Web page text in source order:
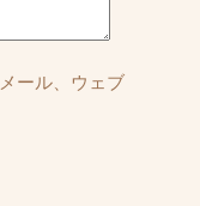
ール、ウェブ